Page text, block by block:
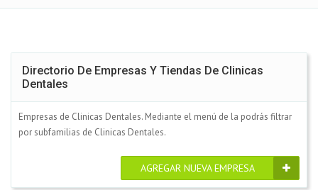
Directorio De Empresas Y Tiendas De Clinicas
Dentales
Empresas de Clinicas Dentales. Mediante el menú de la podrás filtrar
por subfamilias de Clinicas Dentales.
AGREGAR NUEVA EMPRESA